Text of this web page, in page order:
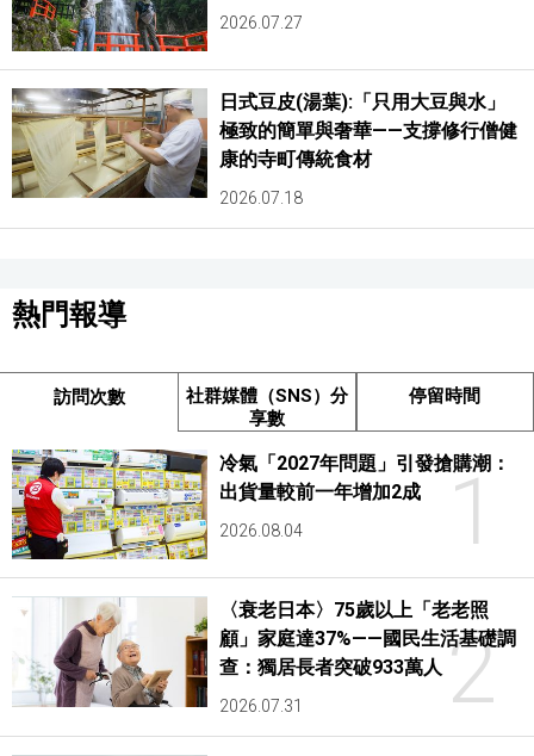
2026.07.27
日式豆皮(湯葉):「只用大豆與水」
極致的簡單與奢華——支撐修行僧健
康的寺町傳統食材
2026.07.18
熱門報導
訪問次數
社群媒體（SNS）分
享數
停留時間
1
冷氣「2027年問題」引發搶購潮：
出貨量較前一年增加2成
2026.08.04
2
〈衰老日本〉75歲以上「老老照
顧」家庭達37%——國民生活基礎調
查：獨居長者突破933萬人
2026.07.31